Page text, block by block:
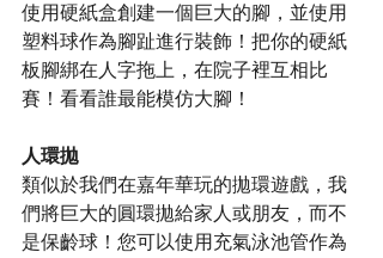
使用硬紙盒創建一個巨大的腳，並使用
塑料球作為腳趾進行裝飾！把你的硬紙
板腳綁在人字拖上，在院子裡互相比
賽！看看誰最能模仿大腳！
人環拋
類似於我們在嘉年華玩的拋環遊戲，我
們將巨大的圓環拋給家人或朋友，而不
是保齡球！您可以使用充氣泳池管作為